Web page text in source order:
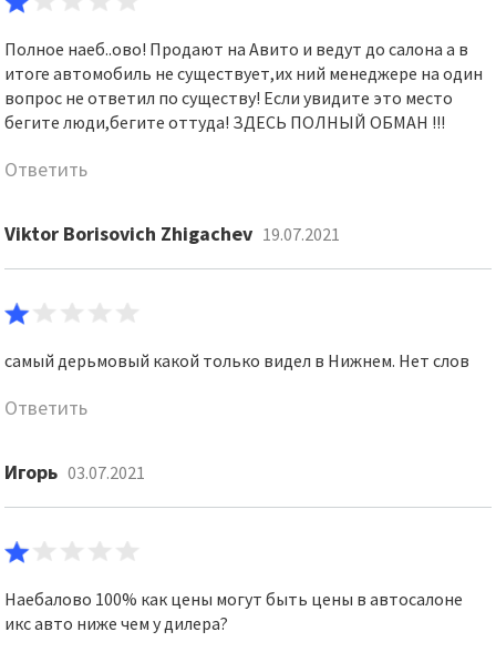
Полное наеб..ово! Продают на Авито и ведут до салона а в
итоге автомобиль не существует,их ний менеджере на один
вопрос не ответил по существу! Если увидите это место
бегите люди,бегите оттуда! ЗДЕСЬ ПОЛНЫЙ ОБМАН !!!
Ответить
Viktor Borisovich Zhigachev 19.07.2021
самый дерьмовый какой только видел в Нижнем. Нет слов
Ответить
Игорь 03.07.2021
Наебалово 100% как цены могут быть цены в автосалоне
икс авто ниже чем у дилера?